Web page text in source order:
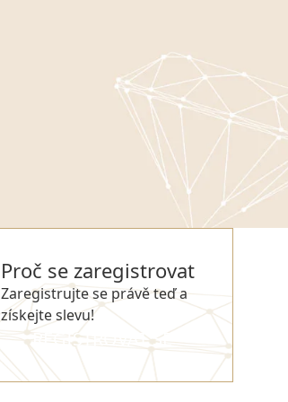
Proč se zaregistrovat
Zaregistrujte se právě teď a
získejte slevu!
REGISTROVAT SE